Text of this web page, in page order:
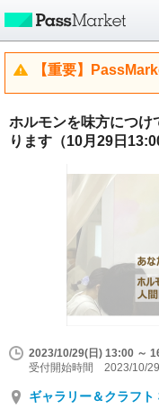
【重要】
ホルモンを味方につけ
ります（10月29日
2023/10/29(日) 13:00 ～
受付開始時間 2023/10/
ギャラリー＆クラフト